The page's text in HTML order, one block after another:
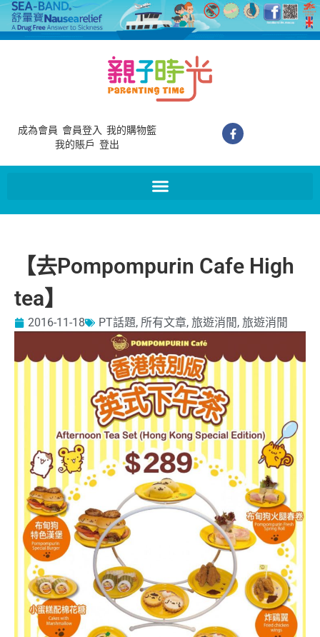
成為會員 會員登入 我的購物籃
我的賬戶 登出
【去Pompompurin Cafe High
tea】
2016-11-18 PT話題, 所有文章, 旅遊消閒, 旅遊消閒